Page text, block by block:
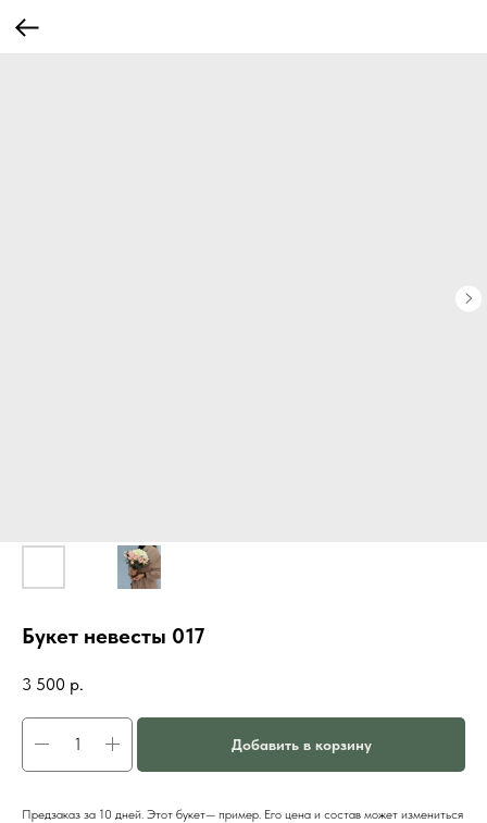
Букет невесты 017
3 500 р.
Добавить в корзину
Предзаказ за 10 дней. Этот букет— пример. Его цена и состав может измениться